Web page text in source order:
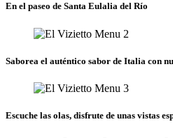
En el paseo de Santa Eulalia del Río
Saborea el auténtico sabor de Italia con
Escuche las olas, disfrute de unas vistas